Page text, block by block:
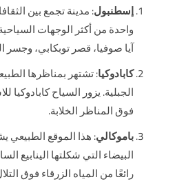
إسطنبول: مدينة تجمع بين
واحدة من أكثر الوجهات
آيا صوفيا، قصر توبكابي، وجسر
كابادوكيا: تشتهر بمناظرها
الجبلية. يزور السياح كابادوكيا
فوق المناظر الخلابة.
باموكالي: هذا الموقع الطبيعي
البيضاء التي شكلتها الينابيع
رائعًا من المياه الزرقاء فوق